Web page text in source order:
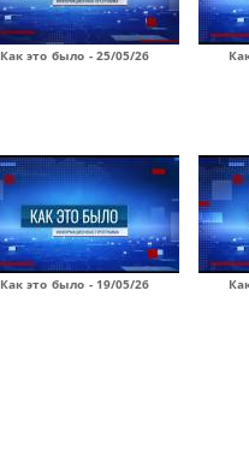
Как это было - 25/05/26
Как это было - 19/05/26